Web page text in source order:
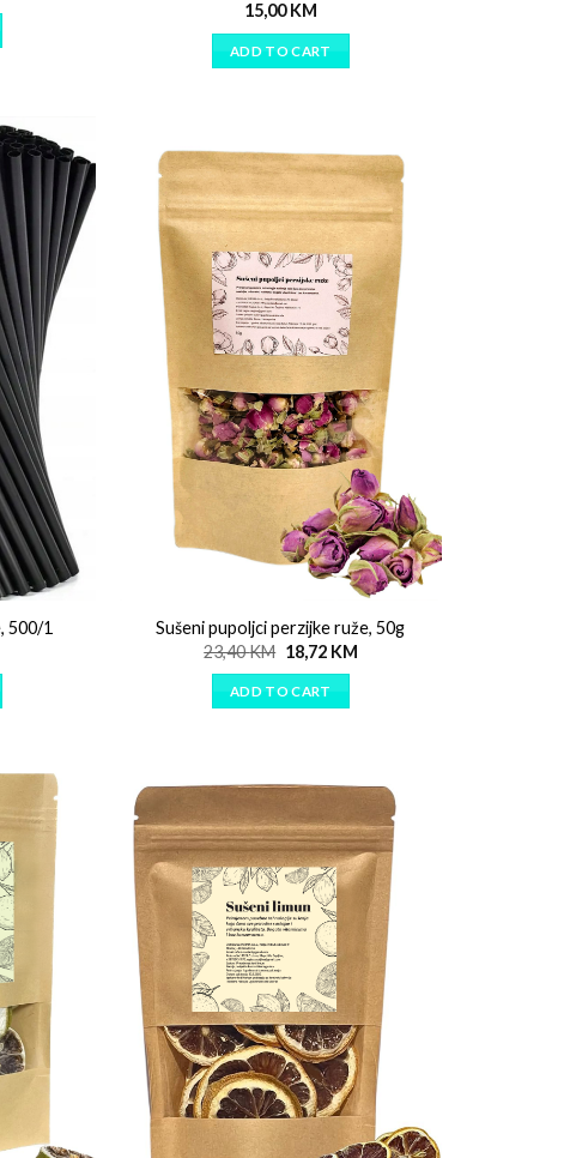
15,00KM
ADD TO CART
500/1
Sušeni pupoljci perzijke ruže, 50g
23,40KM 18,72 KM
ADD TO CART